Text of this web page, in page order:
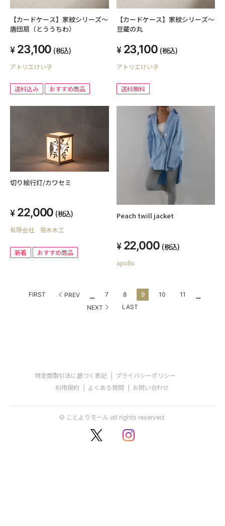
【カードケース】家紋シリーズ～
唐団扇（とううちわ）
23,100 (税込)
アトリエけい子
送料込み おすすめ商品
【カードケース】家紋シリーズ～
豆蔵の丸
23,100 (税込)
アトリエけい子
送料無料
切り絵行灯/カワセミ
22,000 (税込)
有限会社 笹木木工
新着 おすすめ商品
Peach twill jacket
22,000 (税込)
apollo
FIRST PREV ... 7 8 9 10 11 ...
NEXT LAST
特定商取引法に基づく表記
プライバシーポリシー
利用規約
よくある質問 お問い合わせ
© ことよりモール all rights reserved.